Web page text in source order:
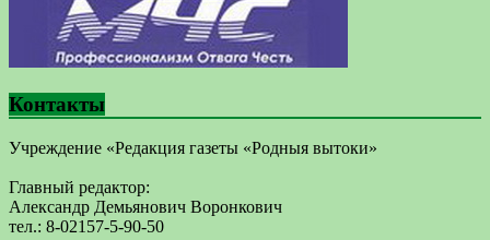
Контакты
Учреждение «Редакция газеты «Родныя вытоки»
Главный редактор:
Александр Демьянович Воронкович
тел.: 8-02157-5-90-50